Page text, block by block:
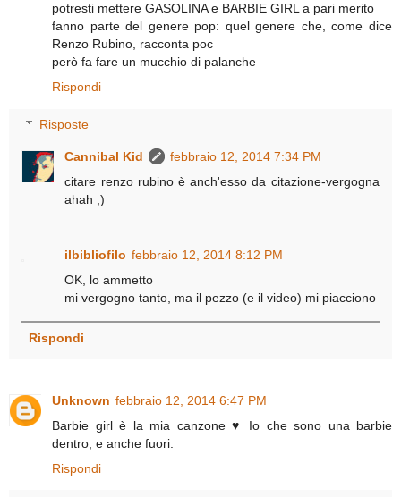
potresti mettere GASOLINA e BARBIE GIRL a pari merito
fanno parte del genere pop: quel genere che, come dice
Renzo Rubino, racconta poc
però fa fare un mucchio di palanche
Rispondi
Risposte
Cannibal Kid
febbraio 12, 2014 7:34 PM
citare renzo rubino è anch'esso da citazione-vergogna
ahah ;)
ilbibliofilo febbraio 12, 2014 8:12 PM
OK, lo ammetto
mi vergogno tanto, ma il pezzo (e il video) mi piacciono
Rispondi
Unknown febbraio 12, 2014 6:47 PM
Barbie girl è la mia canzone ♥ Io che sono una barbie
dentro, e anche fuori.
Rispondi